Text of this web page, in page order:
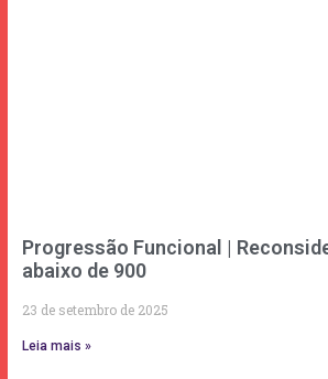
Progressão Funcional |
abaixo de 900
23 de setembro de 2025
Leia mais »